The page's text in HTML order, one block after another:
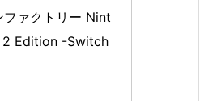
ファクトリー Nint
Edition -Switch